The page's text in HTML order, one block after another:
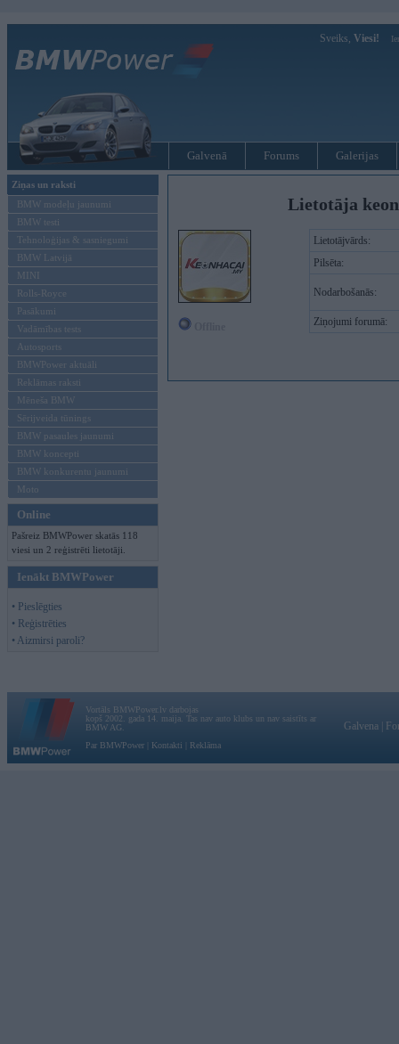
Sveiks, Viesi!
Galvenā Forums Galerijas
Ziņas un raksti
BMW modeļu jaunumi
BMW testi
Tehnoloģijas & sasniegumi
BMW Latvijā
MINI
Rolls-Royce
Pasākumi
Vadāmības tests
Autosports
BMWPower aktuāli
Reklāmas raksti
Mēneša BMW
Sērijveida tūnings
BMW pasaules jaunumi
BMW koncepti
BMW konkurentu jaunumi
Moto
Online
Pašreiz BMWPower skatās 118
viesi un 2 reģistrēti lietotāji.
Ienākt BMWPower
• Pieslēgties
• Reģistrēties
• Aizmirsi paroli?
Lietotāja
Lietotājvārds:
Pilsēta:
Nodarbošanās:
Ziņojumi forumā:
Vortāls BMWPower.lv darbojas
kopš 2002. gada 14. maija. Tas nav auto klubs un nav saistīts ar
BMW AG.
Par BMWPower
Kontakti Reklāma
Galvena